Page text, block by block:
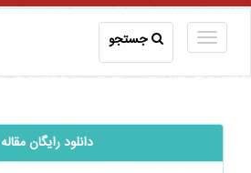
جستجو
دانلود رایگان مقاله